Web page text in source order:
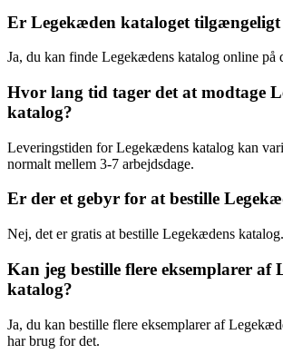
Er Legekæden kataloget tilgængeligt
Ja, du kan finde Legekædens katalog online på
Hvor lang tid tager det at modtage
katalog?
Leveringstiden for Legekædens katalog kan
normalt mellem 3-7 arbejdsdage.
Er der et gebyr for at bestille
Nej, det er gratis at bestille Legekædens katalog.
Kan jeg bestille flere eksemplarer af
katalog?
Ja, du kan bestille flere eksemplarer af
har brug for det.